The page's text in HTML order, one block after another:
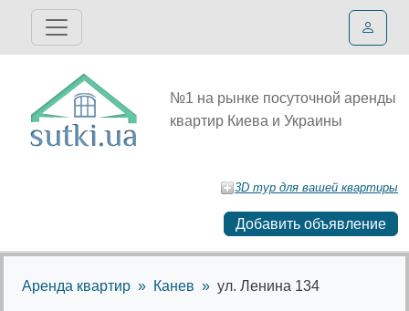
№1 на рынке посуточной аренды
квартир Киева и Украины
3D тур для вашей квартиры
Добавить объявление
Аренда квартир Канев ул. Ленина 134